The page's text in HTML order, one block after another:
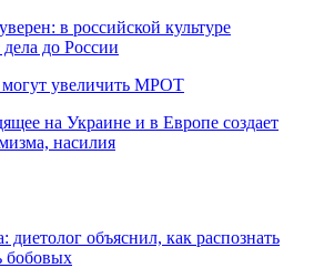
в российской культуре
до России
могут увеличить МРОТ
на Украине и в Европе создает
насилия
диетолог объяснил, как распознать
бобовых